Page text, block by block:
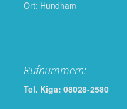
Ort: Hundham
Rufnummern:
Tel. Kiga: 08028-2580